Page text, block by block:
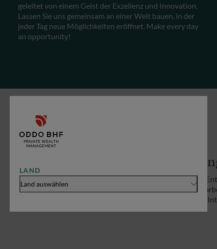
LAND
Land auswählen
geleitet von einem Geist der Exzellenz und Innovation.
Lassen Sie uns gemeinsam an einer Welt bauen, in der
jeder Tag neue Möglichkeiten eröffnet. Make every day
an opportunity!
UNSERE WERTE
Ein Familienunternehmen, dessen Mitarbeiter
durch ihre unternehmerische Beteiligung
Die
und